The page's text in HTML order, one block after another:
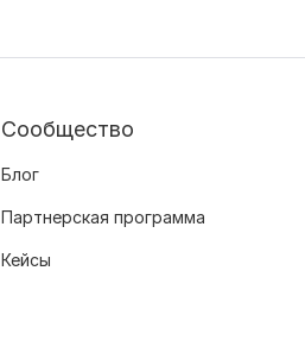
Сообщество
Блог
Партнерская программа
Кейсы